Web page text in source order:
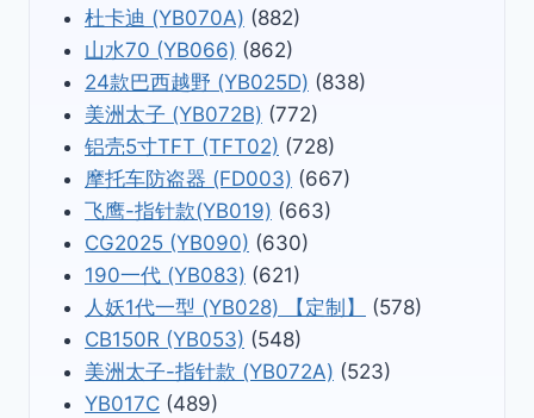
杜卡迪 (YB070A) (882)
山水70 (YB066) (862)
24款巴西越野 (YB025D) (838)
美洲太子 (YB072B) (772)
铝壳5寸TFT (TFT02) (728)
摩托车防盗器 (FD003) (667)
飞鹰-指针款(YB019) (663)
CG2025 (YB090) (630)
190一代 (YB083) (621)
人妖1代一型 (YB028) 【定制】
(578)
CB150R (YB053) (548)
美洲太子-指针款 (YB072A) (523)
YB017C (489)